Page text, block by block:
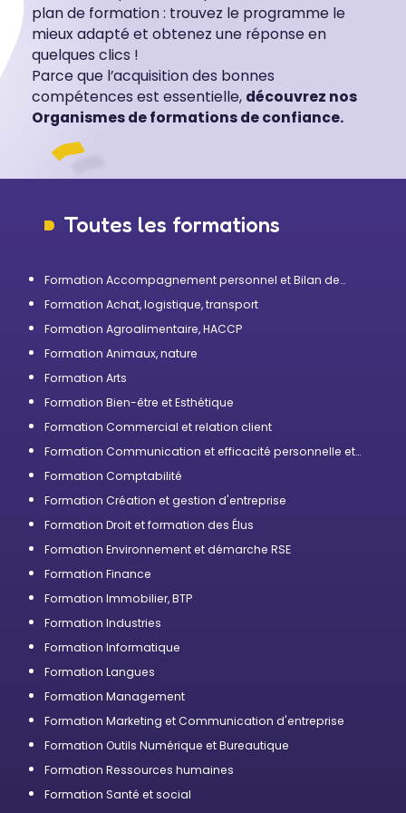
plan de formation : trouvez le programme le
mieux adapté et obtenez une réponse en
quelques clics !
Parce que l’acquisition des bonnes
compétences est essentielle, découvrez nos
Organismes de formations de confiance.
Toutes les formations
Formation Accompagnement personnel et Bilan de
Formation Achat, logistique, transport
Formation Agroalimentaire, HACCP
Formation Animaux, nature
Formation Arts
Formation Bien-être et Esthétique
Formation Commercial et relation client
Formation Communication et efficacité personnelle et
Formation Comptabilité
Formation Création et gestion d'entreprise
Formation Droit et formation des Élus
Formation Environnement et démarche RSE
Formation Finance
Formation Immobilier, BTP
Formation Industries
Formation Informatique
Formation Langues
Formation Management
Formation Marketing et Communication d'entreprise
Formation Outils Numérique et Bureautique
Formation Ressources humaines
Formation Santé et social